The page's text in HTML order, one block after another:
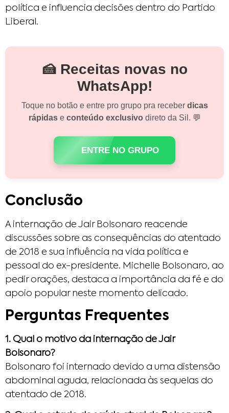
política e influencia decisões dentro do Partido
Liberal.​
🍰 Receitas novas no
WhatsApp!
Toque no botão e entre pro grupo pra receber dicas
rápidase conteúdo exclusivodireto da Sil. 💬
ENTRE NO GRUPO
Conclusão
A internação de Jair Bolsonaro reacende
discussões sobre as consequências do atentado
de 2018 e sua influência na vida política e
pessoal do ex-presidente. Michelle Bolsonaro, ao
pedir orações, destaca a importância da fé e do
apoio popular neste momento delicado.​
Perguntas Frequentes
1. Qual o motivo da internação de Jair
Bolsonaro?
Bolsonaro foi internado devido a uma distensão
abdominal aguda, relacionada às sequelas do
atentado de 2018.​